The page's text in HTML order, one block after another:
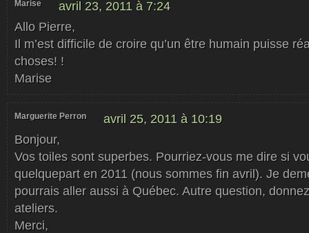
Marise
avril 23, 2011 à 7:24
Allo Pierre,
Il m’est difficile de croire qu’un être humain puisse
choses! !
Marise
Marguerite Perron
avril 25, 2011 à 10:19
Bonjour,
Vos toiles sont superbes. Pourriez-vous me dire si
quelquepart en 2011 (nous sommes fin avril). Je
pourrais aller aussi à Québec. Autre question,
ateliers.
Merci,